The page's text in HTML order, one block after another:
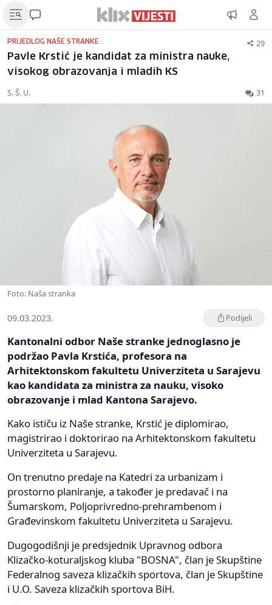
PRIJEDLOG NAŠE STRANKE 29
Pavle Krstić je kandidat za ministra nauke,
visokog obrazovanja i mladih KS
S. Š. U. 31
Foto: Naša stranka
09.03.2023. Podijeli
Kantonalni odbor Naše stranke jednoglasno je
podržao Pavla Krstića, profesora na
Arhitektonskom fakultetu Univerziteta u Sarajevu
kao kandidata za ministra za nauku, visoko
obrazovanje i mlad Kantona Sarajevo.
Kako ističu iz Naše stranke, Krstić je diplomirao,
magistrirao i doktorirao na Arhitektonskom fakultetu
Univerziteta u Sarajevu.
On trenutno predaje na Katedri za urbanizam i
prostorno planiranje, a također je predavač i na
Šumarskom, Poljoprivredno-prehrambenom i
Građevinskom fakultetu Univerziteta u Sarajevu.
Dugogodišnji je predsjednik Upravnog odbora
Klizačko-koturaljskog kluba "BOSNA", član je Skupštine
Federalnog saveza klizačkih sportova, član je Skupštine
i U.O. Saveza klizačkih sportova BiH.